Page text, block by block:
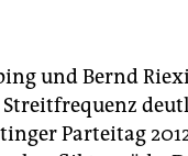
und Bernd
Parteitag